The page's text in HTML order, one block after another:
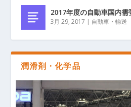
2017年度の自動車国内需
3月 29, 2017 | 自動車・輸送
潤滑剤・化学品